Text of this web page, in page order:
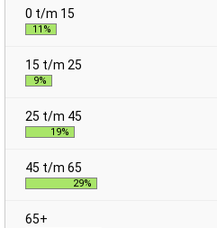
11%
9%
19%
29%